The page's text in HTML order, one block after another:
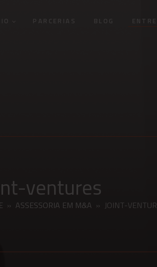
PARCERIAS BLOG
ventures
» ASSESSORIA EM M&A » JOINT-